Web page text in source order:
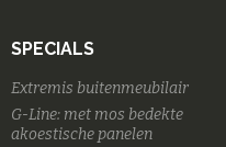
SPECIALS
Extremis buitenmeubilair
G-Line: met mos bedekte
akoestische panelen